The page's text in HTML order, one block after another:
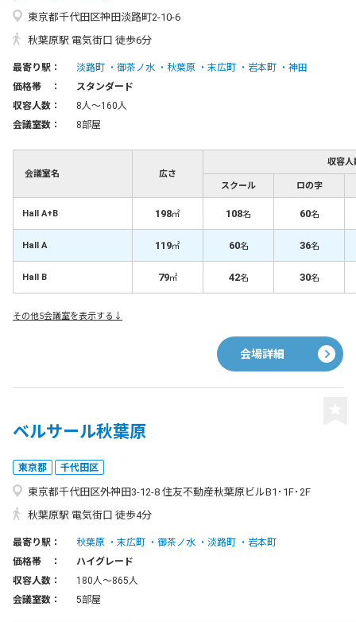
東京都千代田区神田淡路町2-10-6
秋葉原駅 電気街口 徒歩6分
最寄り駅： 淡路町 御茶ノ水 秋葉原 末広町 岩本町
神田
価格帯 ：
スタンダード
収容人数：
8人〜160人
会議室数：
8部屋
会議室名 広さ
収容人
スクール ロの字
Hall A+B 198㎡ 108名 60名
Hall A 119㎡ 60名 36名
Hall B 79㎡ 42名 30名
その他5会議室を表示する↓
会場詳細
ベルサール秋葉原
東京都 千代田区
東京都千代田区外神田3-12-8 住友不動産秋葉原ビルB1･1F･2F
秋葉原駅 電気街口 徒歩4分
最寄り駅： 秋葉原 末広町 御茶ノ水 淡路町
岩本町
価格帯 ：
ハイグレード
収容人数：
180人〜865人
会議室数：
5部屋